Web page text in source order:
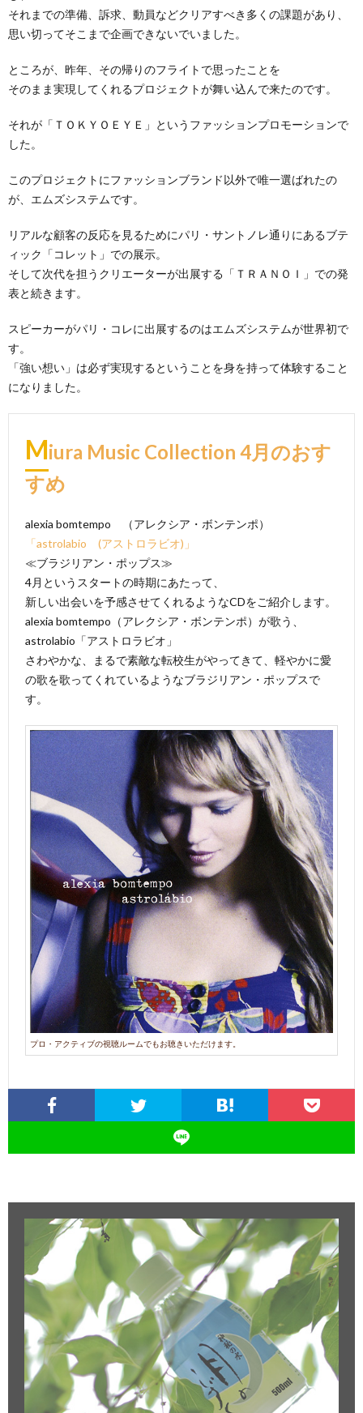
それまでの準備、訴求、動員などクリアすべき多くの課題があり、
思い切ってそこまで企画できないでいました。
ところが、昨年、その帰りのフライトで思ったことを
そのまま実現してくれるプロジェクトが舞い込んで来たのです。
それが「ＴＯＫＹＯＥＹＥ」というファッションプロモーションで
した。
このプロジェクトにファッションブランド以外で唯一選ばれたの
が、エムズシステムです。
リアルな顧客の反応を見るためにパリ・サントノレ通りにあるブテ
ィック「コレット」での展示。
そして次代を担うクリエーターが出展する「ＴＲＡＮＯＩ」での発
表と続きます。
スピーカーがパリ・コレに出展するのはエムズシステムが世界初で
す。
「強い想い」は必ず実現するということを身を持って体験すること
になりました。
Miura Music Collection 4月のおす
すめ
alexia bomtempo （アレクシア・ボンテンポ）
「astrolabio (アストロラビオ)」
≪ブラジリアン・ポップス≫
4月というスタートの時期にあたって、
新しい出会いを予感させてくれるようなCDをご紹介します。
alexia bomtempo（アレクシア・ボンテンポ）が歌う、
astrolabio「アストロラビオ」
さわやかな、まるで素敵な転校生がやってきて、軽やかに愛
の歌を歌ってくれているようなブラジリアン・ポップスで
す。
プロ・アクティブの視聴ルームでもお聴きいただけます。